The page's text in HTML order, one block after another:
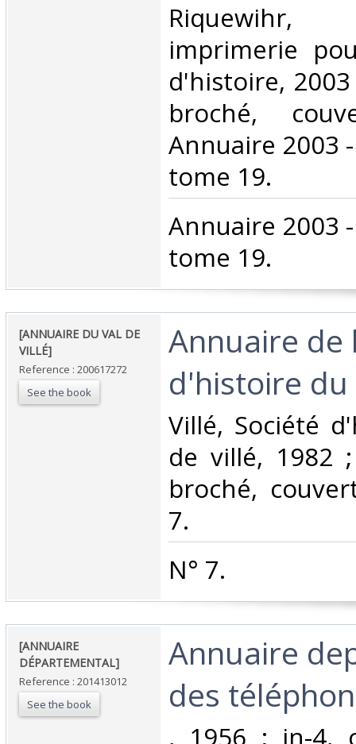
imprimerie
d'histoire,
broché,
Annuaire 2003
tome 19.‎
‎Annuaire 2003
tome 19.‎
‎[ANNUAIRE DU VAL DE
VILLÉ]‎
Reference : 200617272
See the book
‎Annuaire de
d'histoire
‎Villé, Société
de villé, 1982
broché,
7.‎
‎N° 7.‎
‎[ANNUAIRE
DÉPARTEMENTAL]‎
Reference : 201413012
See the book
‎Annuaire
des
‎, 1956 ; in-4,